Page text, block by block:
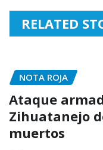
RELATED
NOTA ROJA
Ataque
Zihuatanejo
muertos